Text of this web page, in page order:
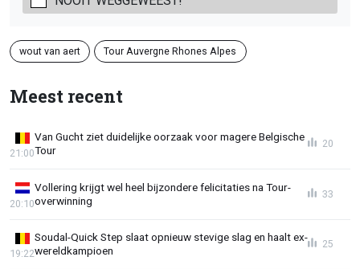
wout van aert Tour Auvergne Rhones Alpes
Meest recent
Van Gucht ziet duidelijke oorzaak voor magere Belgische
Tour
21:00
20
Vollering krijgt wel heel bijzondere felicitaties na Tour-
overwinning
20:10
33
Soudal-Quick Step slaat opnieuw stevige slag en haalt ex-
wereldkampioen
19:22
25